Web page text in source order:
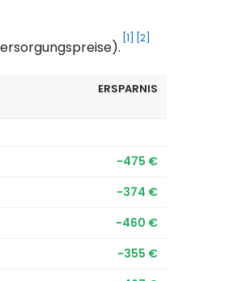
[1] [2]
ERSPARNIS
−475 €
−374 €
−460 €
−355 €